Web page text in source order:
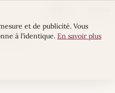
et de publicité. Vous
à l’identique. En savoir plus